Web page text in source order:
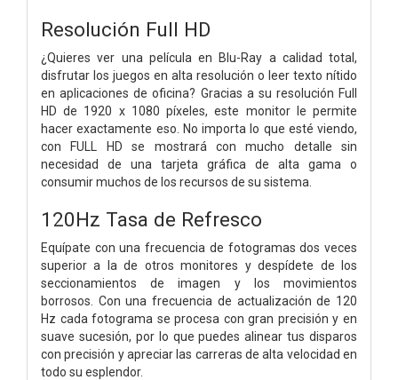
Resolución Full HD
¿Quieres ver una película en Blu-Ray a calidad total,
disfrutar los juegos en alta resolución o leer texto nítido
en aplicaciones de oficina? Gracias a su resolución Full
HD de 1920 x 1080 píxeles, este monitor le permite
hacer exactamente eso. No importa lo que esté viendo,
con FULL HD se mostrará con mucho detalle sin
necesidad de una tarjeta gráfica de alta gama o
consumir muchos de los recursos de su sistema.
120Hz Tasa de Refresco
Equípate con una frecuencia de fotogramas dos veces
superior a la de otros monitores y despídete de los
seccionamientos de imagen y los movimientos
borrosos. Con una frecuencia de actualización de 120
Hz cada fotograma se procesa con gran precisión y en
suave sucesión, por lo que puedes alinear tus disparos
con precisión y apreciar las carreras de alta velocidad en
todo su esplendor.